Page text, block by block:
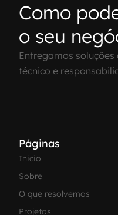
Como
o seu
Entregamos
técnico e
Páginas
Inicio
Sobre
O que resolvemos
Projetos